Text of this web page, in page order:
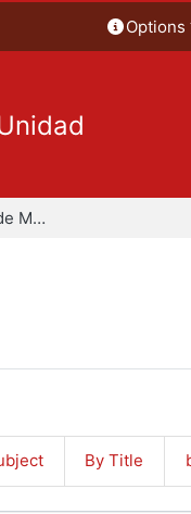
Options
Ciencias e Ingeniería de Materiales
By Title